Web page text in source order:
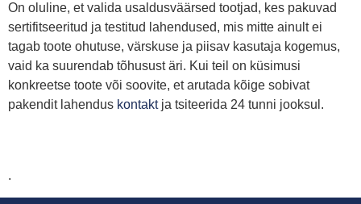
On oluline, et valida usaldusväärsed tootjad, kes pakuvad
sertifitseeritud ja testitud lahendused, mis mitte ainult ei
tagab toote ohutuse, värskuse ja piisav kasutaja kogemus,
vaid ka suurendab tõhusust äri. Kui teil on küsimusi
konkreetse toote või soovite, et arutada kõige sobivat
pakendit lahendus kontaktja tsiteerida 24 tunni jooksul.
.